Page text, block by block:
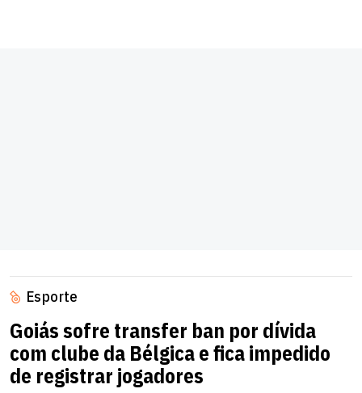
Esporte
Goiás sofre transfer ban por dívida
com clube da Bélgica e fica impedido
de registrar jogadores